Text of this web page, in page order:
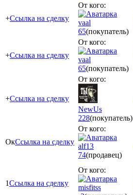
+Ссылка на сделку
От кого:
vaal
65(покупатель)
+Ссылка на сделку
От кого:
vaal
65(покупатель)
+Ссылка на сделку
От кого:
NewUs
228(покупатель)
ОкСсылка на сделку
От кого:
alf13
74(продавец)
1Ссылка на сделку
От кого:
misfitss